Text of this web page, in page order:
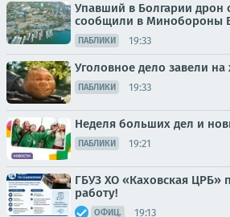
Упавший в Болгарии дрон
сообщили в Минобороны
ПАБЛИКИ 19:33
Уголовное дело завели
ПАБЛИКИ 19:33
Неделя больших дел и
ПАБЛИКИ 19:21
ГБУЗ ХО «Каховская ЦРБ»
работу!
ОФИЦ. 19:13